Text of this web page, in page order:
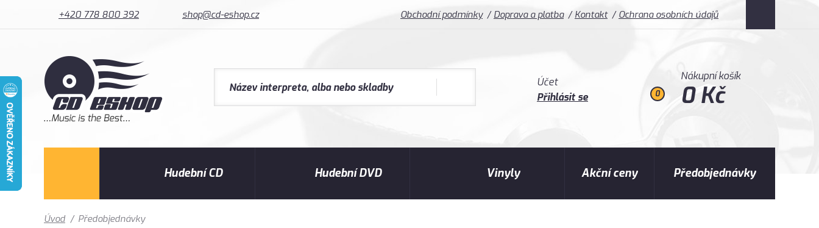
+420 778 800 392 shop@cd-eshop.cz Obchodní podmínky Doprava a platba Kontakt Ochrana osobních údajů
Účet
Přihlásit se
0
Nákupní košík
0 Kč
Hudební CD Hudební DVD Vinyly Akční ceny Předobjednávky
Úvod / Předobjednávky